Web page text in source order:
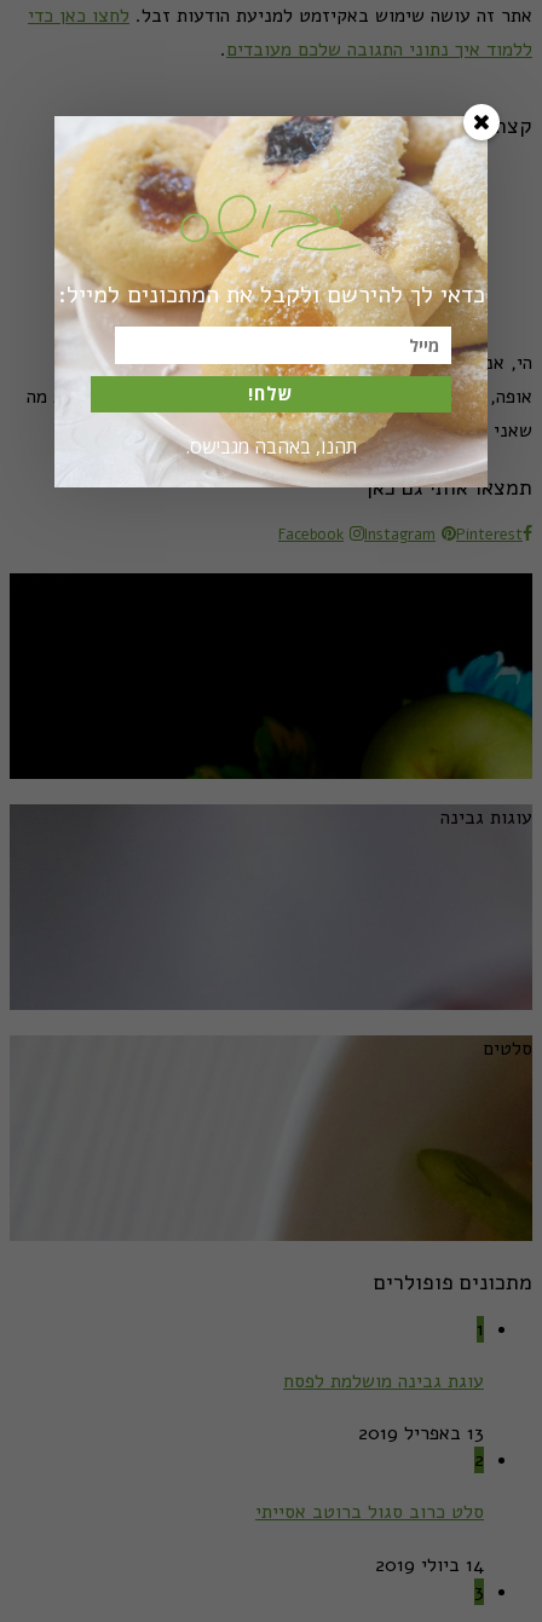
אתר זה עושה שימוש באקיזמט למניעת הודעות זבל. לחצו כאן כדי
ללמוד איך נתוני התגובה שלכם מעובדים.
קצת עלי
הי, אני מירב גביש - גבישס
אופה, מבשלת, משוטטת, מצלמת. וכאן אשמח לחלוק איתכם את מה
שאני אוהבת.קרא עוד...
תמצאו אותי גם כאן
Facebook Instagram Pinterest
עוגות גבינה
סלטים
מתכונים פופולרים
1
עוגת גבינה מושלמת לפסח
13 באפריל 2019
2
סלט כרוב סגול ברוטב אסייתי
14 ביולי 2019
3
כדאי לך להירשם ולקבל את המתכונים למייל:
שלח!
תהנו, באהבה מגבישס.